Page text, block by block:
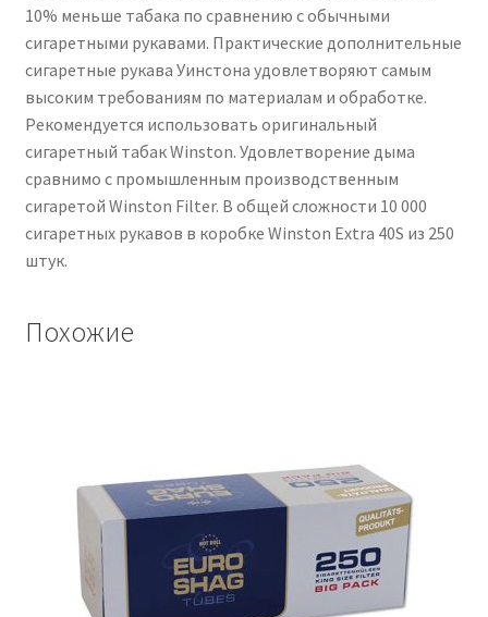
10% меньше табака по сравнению с обычными
сигаретными рукавами. Практические дополнительные
сигаретные рукава Уинстона удовлетворяют самым
высоким требованиям по материалам и обработке.
Рекомендуется использовать оригинальный
сигаретный табак Winston. Удовлетворение дыма
сравнимо с промышленным производственным
сигаретой Winston Filter. В общей сложности 10 000
сигаретных рукавов в коробке Winston Extra 40S из 250
штук.
Похожие